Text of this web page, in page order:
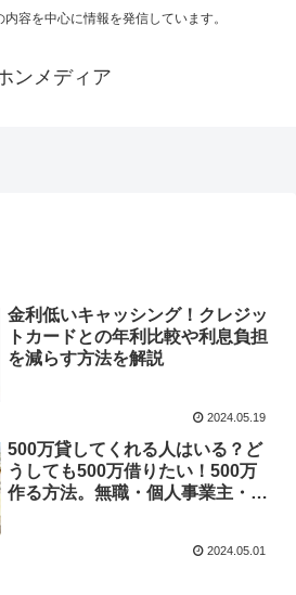
容を中心に情報を発信しています。
ンメディア
金利低いキャッシング！クレジッ
トカードとの年利比較や利息負担
を減らす方法を解説
2024.05.19
500万貸してくれる人はいる？ど
うしても500万借りたい！500万
作る方法。無職・個人事業主・銀
2024.05.01